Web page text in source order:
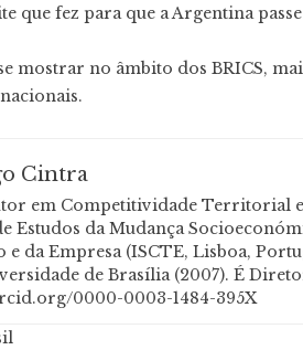
que fez para que a Argentina
mostrar no âmbito dos BRICS,
Cintra
em Competitividade Territorial
Estudos da Mudança
e da Empresa (ISCTE, Lisboa,
de Brasília (2007). É
0000-0003-1484-395X